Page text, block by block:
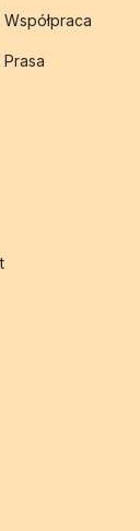
Współpraca
Prasa